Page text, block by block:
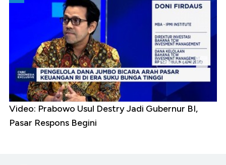
Video: Prabowo Usul Destry Jadi Gubernur BI,
Pasar Respons Begini